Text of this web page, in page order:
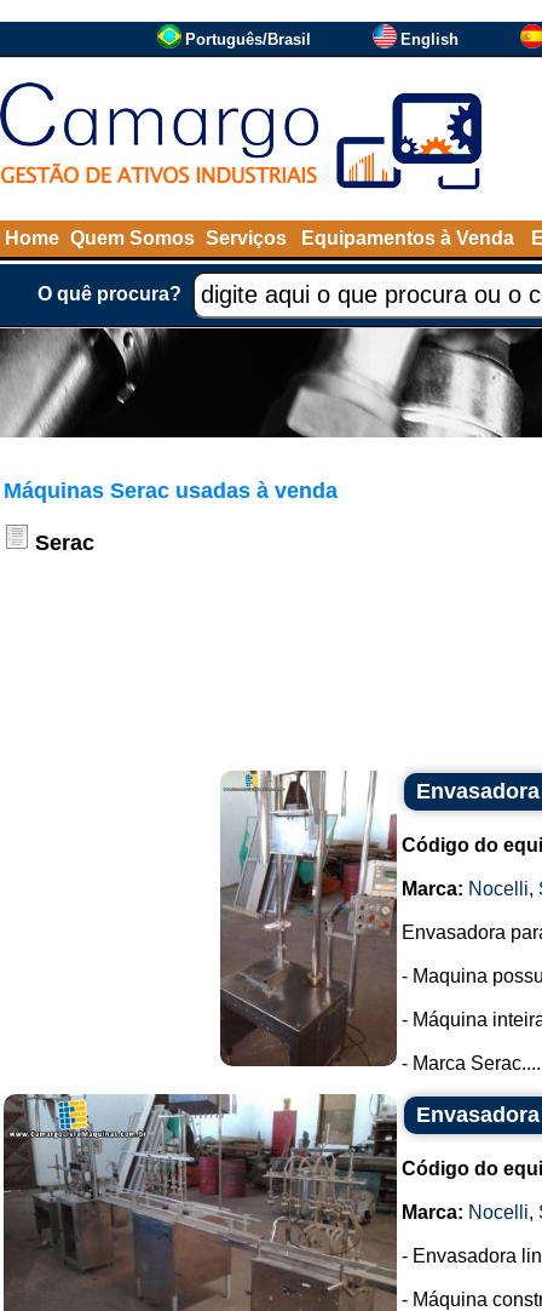
Português/Brasil English
Home Quem Somos Serviços Equipamentos à Venda
O quê procura?
Máquinas Serac usadas à venda
Serac
Código do
Marca: Nocelli,
Envasadora
- Maquina
- Máquina
- Marca Serac....
Código do
Marca: Nocelli,
- Envasadora
- Máquina